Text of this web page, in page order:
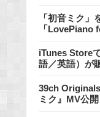
「初音ミク」
「LovePiano
iTunes Store
語／英語）が
39ch
ミク』MV公開